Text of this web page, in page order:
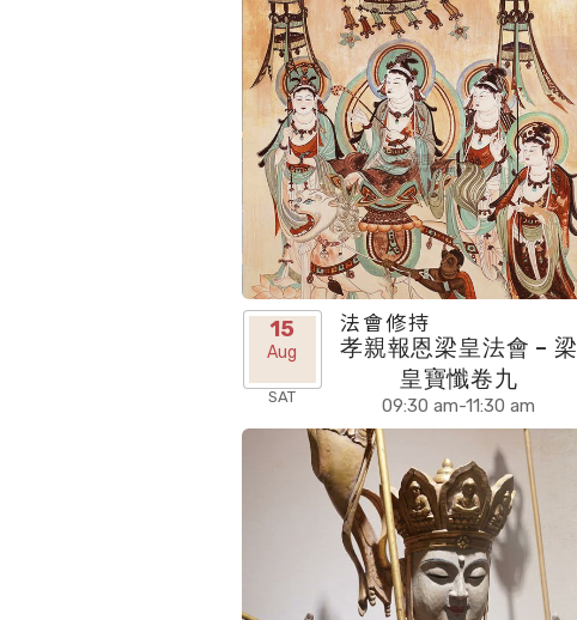
15
Aug
SAT
法會修持
孝親報恩梁皇法會 – 梁
皇寶懺卷九
09:30 am-11:30 am